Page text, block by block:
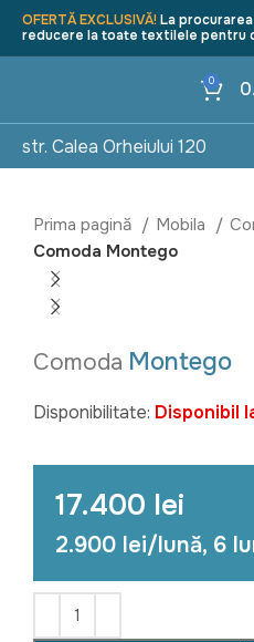
OFERTĂ EXCLUSIVĂ!La
reducere la toate textilele pentru
0
str. Calea Orheiului 120
Prima pagină Mobila
Comoda Montego
Comoda Montego
Disponibilitate: Disponibil
17.400 lei
2.900 lei/lună, 6